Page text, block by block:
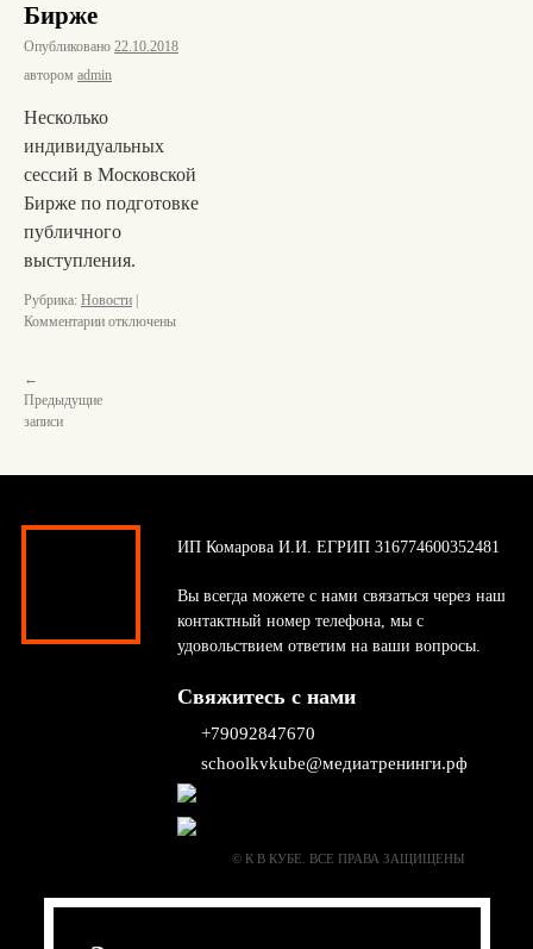
Бирже
Опубликовано 22.10.2018
автором admin
Несколько
индивидуальных
сессий в Московской
Бирже по подготовке
публичного
выступления.
Рубрика: Новости
Комментарии отключены
←
Предыдущие
записи
ИП Комарова И.И. ЕГРИП 316774600352481
Вы всегда можете с нами связаться через наш
контактный номер телефона, мы с
удовольствием ответим на ваши вопросы.
Свяжитесь с нами
+79092847670
schoolkvkube@медиатренинги.рф
© К В КУБЕ. ВСЕ ПРАВА ЗАЩИЩЕНЫ